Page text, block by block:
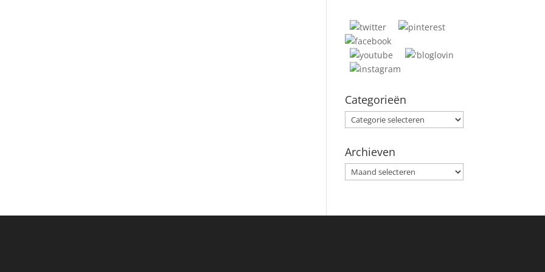
Categorieën
Categorieën
Archieven
Archieven